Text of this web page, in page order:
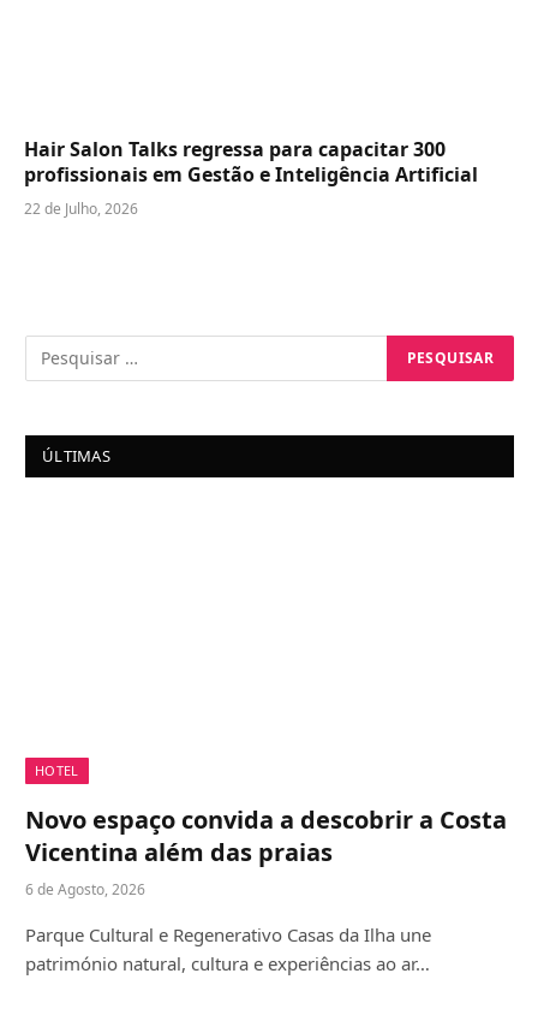
Hair Salon Talks regressa para capacitar 300
profissionais em Gestão e Inteligência Artificial
22 de Julho, 2026
ÚLTIMAS
HOTEL
Novo espaço convida a descobrir a Costa
Vicentina além das praias
6 de Agosto, 2026
Parque Cultural e Regenerativo Casas da Ilha une
património natural, cultura e experiências ao ar…